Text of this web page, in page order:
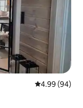
レビュー94件
4.99 (94)